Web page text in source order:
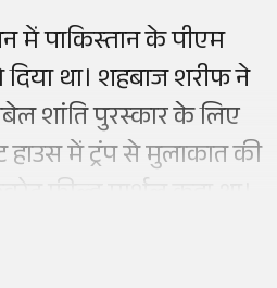
में पाकिस्तान के पीएम
था। शहबाज शरीफ ने
शांति पुरस्कार के लिए
में ट्रंप से मुलाकात की
फील्ड मार्शल कहा था।